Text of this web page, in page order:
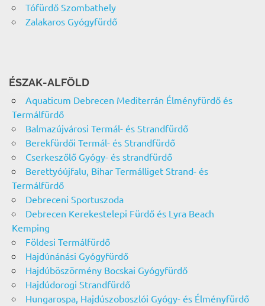
Tófürdő Szombathely
Zalakaros Gyógyfürdő
ÉSZAK-ALFÖLD
Aquaticum Debrecen Mediterrán Élményfürdő és
Termálfürdő
Balmazújvárosi Termál- és Strandfürdő
Berekfürdői Termál- és Strandfürdő
Cserkeszőlő Gyógy- és strandfürdő
Berettyóújfalu, Bihar Termálliget Strand- és
Termálfürdő
Debreceni Sportuszoda
Debrecen Kerekestelepi Fürdő és Lyra Beach
Kemping
Földesi Termálfürdő
Hajdúnánási Gyógyfürdő
Hajdúböszörmény Bocskai Gyógyfürdő
Hajdúdorogi Strandfürdő
Hungarospa, Hajdúszoboszlói Gyógy- és Élményfürdő